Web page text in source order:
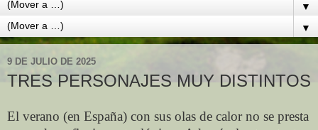
▼
▼
9 DE JULIO DE 2025
TRES PERSONAJES MUY DISTINTOS
El verano (en España) con sus olas de calor no se presta